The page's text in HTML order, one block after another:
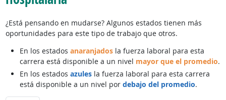
¿Está pensando en mudarse? Algunos estados tienen más
oportunidades para este tipo de trabajo que otros.
En los estados anaranjadosla fuerza laboral para esta
carrera está disponible a un nivel mayor que el promedio.
En los estados azulesla fuerza laboral para esta carrera
está disponible a un nivel por debajo del promedio.